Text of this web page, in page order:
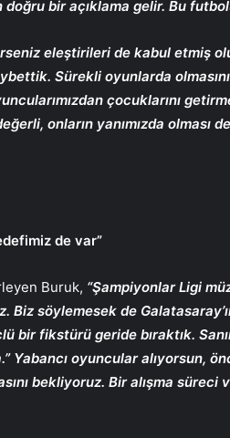
doğru bir açıklama gelir. Bu
eleştirileri de kabul etmiş
Sürekli oyunlarda
çocuklarını
onların yanımızda olması
de var”
Buruk, “Şampiyonlar Ligi
söylemesek de
bir fikstürü geride bıraktık.
Yabancı oyuncular alıyorsun,
bekliyoruz. Bir alışma süreci